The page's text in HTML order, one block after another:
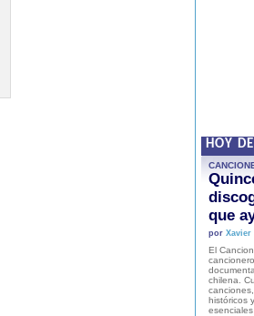
HOY
que
por Xavier
El
chilena.
históricos